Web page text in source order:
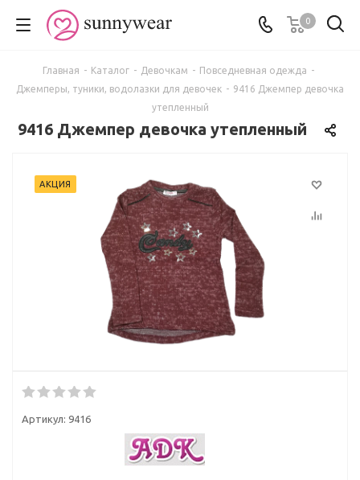
0
Главная - Каталог - Девочкам - Повседневная одежда -
Джемперы, туники, водолазки для девочек - 9416 Джемпер девочка
утепленный
9416 Джемпер девочка утепленный
АКЦИЯ
Артикул: 9416